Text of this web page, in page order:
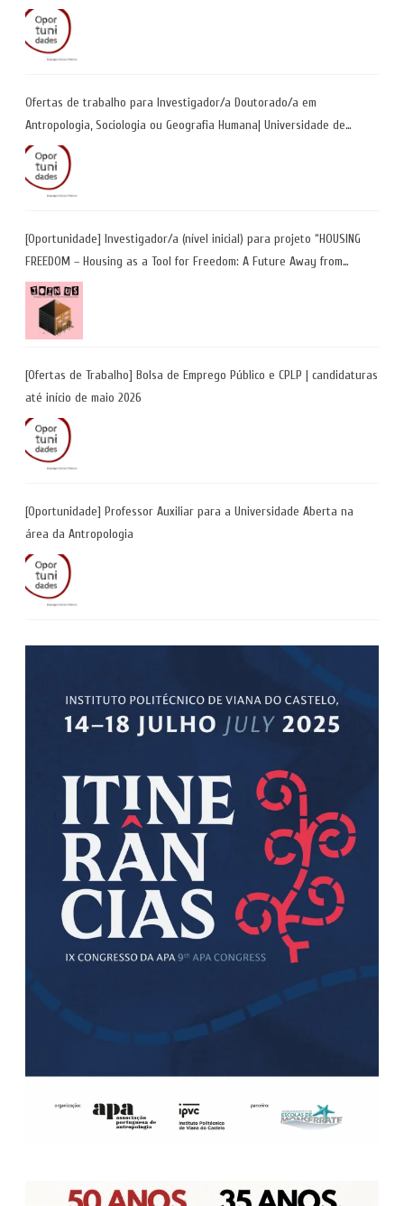
Ofertas de trabalho para Investigador/a Doutorado/a em
Antropologia, Sociologia ou Geografia Humana| Universidade de
Coimbra | Candidaturas até 29 de maio 2026
[Oportunidade] Investigador/a (nível inicial) para projeto “HOUSING
FREEDOM – Housing as a Tool for Freedom: A Future Away from
Incarceration” | até 8 de maio
[Ofertas de Trabalho] Bolsa de Emprego Público e CPLP | candidaturas
até início de maio 2026
[Oportunidade] Professor Auxiliar para a Universidade Aberta na
área da Antropologia